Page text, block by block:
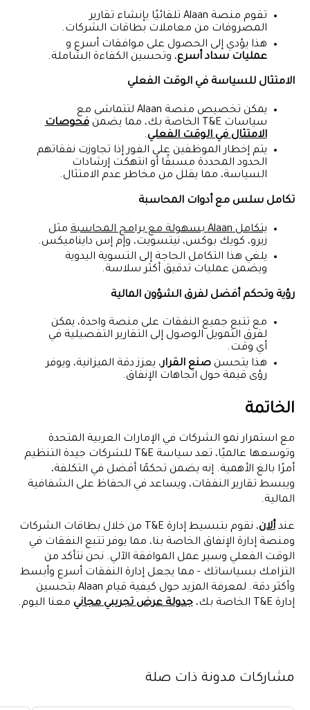
تقوم منصة Alaan تلقائيًا بإنشاء تقارير
المصروفات من معاملات بطاقات الشركات.
هذا يؤدي إلى الحصول على موافقات أسرع و
عمليات سداد أسرع، وتحسين الكفاءة الشاملة.
الامتثال للسياسة في الوقت الفعلي
يمكن تخصيص منصة Alaan لتتماشى مع
سياسات T&E الخاصة بك، مما يضمن
فحوصات
الامتثال في الوقت الفعلي.
يتم إخطار الموظفين على الفور إذا تجاوزت نفقاتهم
الحدود المحددة مسبقًا أو انتهكت إرشادات
السياسة، مما يقلل من مخاطر عدم الامتثال.
تكامل سلس مع أدوات المحاسبة
يتكامل Alaan بسهولة مع برامج المحاسبة
مثل
زيرو، كويك بوكس، نيتسويت، وإم إس دايناميكس.
يلغي هذا التكامل الحاجة إلى التسوية اليدوية
ويضمن عمليات تدقيق أكثر سلاسة.
رؤية وتحكم أفضل لفرق الشؤون المالية
مع تتبع جميع النفقات على منصة واحدة، يمكن
لفرق التمويل الوصول إلى التقارير التفصيلية في
أي وقت.
هذا يتحسنصنع القرار، يعزز دقة الميزانية، ويوفر
رؤى قيمة حول اتجاهات الإنفاق.
الخاتمة
مع استمرار نمو الشركات في الإمارات العربية المتحدة
وتوسعها عالميًا، تعد سياسة T&E للشركات جيدة التنظيم
أمرًا بالغ الأهمية. إنه يضمن تحكمًا أفضل في التكلفة،
ويبسط تقارير النفقات، ويساعد في الحفاظ على الشفافية
المالية.
عندألان
، نقوم بتبسيط إدارة T&E من خلال بطاقات الشركات
ومنصة إدارة الإنفاق الخاصة بنا، مما يوفر تتبع النفقات في
الوقت الفعلي وسير عمل الموافقة الآلي. نحن نتأكد من
التزامك بسياساتك - مما يجعل إدارة النفقات أسرع وأبسط
وأكثر دقة. لمعرفة المزيد حول كيفية قيام Alaan بتحسين
إدارة T&E الخاصة بك،
جدولة عرض تجريبي مجانيمعنا اليوم.
مشاركات مدونة ذات صلة